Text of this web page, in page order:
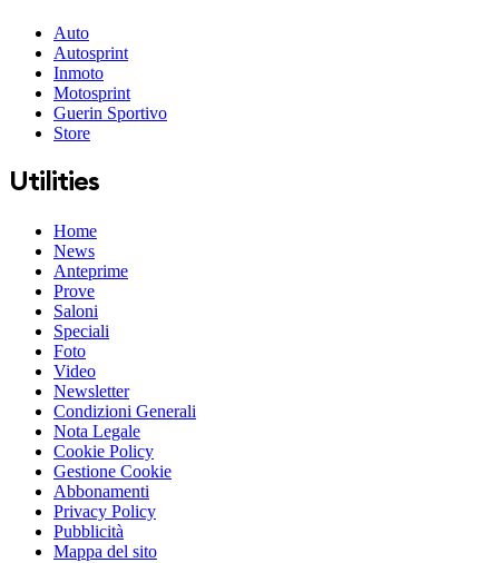
Auto
Autosprint
Inmoto
Motosprint
Guerin Sportivo
Store
Utilities
Home
News
Anteprime
Prove
Saloni
Speciali
Foto
Video
Newsletter
Condizioni Generali
Nota Legale
Cookie Policy
Gestione Cookie
Abbonamenti
Privacy Policy
Pubblicità
Mappa del sito